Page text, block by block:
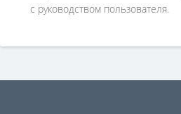
с руководством пользователя.